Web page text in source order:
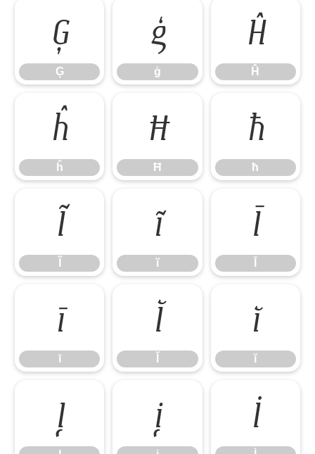
Ģ
Ģ
ģ
ģ
Ĥ
Ĥ
ĥ
ĥ
Ħ
Ħ
ħ
ħ
Ĩ ĩ
ĩ
Ī
ī
ī
Ĭ ĭ
ĭ
Į į İ